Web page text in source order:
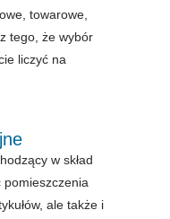
towarowe,
tego, że wybór
liczyć na
w skład
pomieszczenia
ale także i